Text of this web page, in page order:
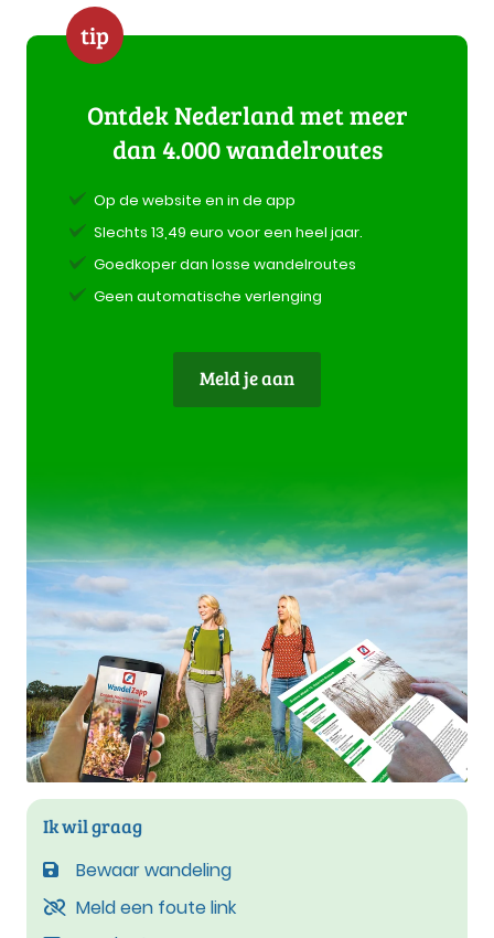
tip
Ontdek Nederland met meer
dan 4.000 wandelroutes
Op de website en in de app
Slechts 13,49 euro voor een heel jaar.
Goedkoper dan losse wandelroutes
Geen automatische verlenging
Meld je aan
Ik wil graag
Bewaar wandeling
Meld een foute link